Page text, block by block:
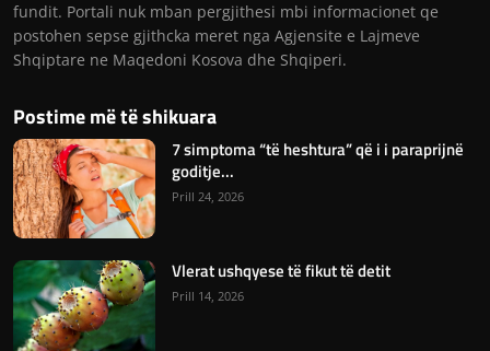
fundit. Portali nuk mban pergjithesi mbi informacionet qe
postohen sepse gjithcka meret nga Agjensite e Lajmeve
Shqiptare ne Maqedoni Kosova dhe Shqiperi.
Postime më të shikuara
7 simptoma “të heshtura” që i i paraprijnë
goditje...
Prill 24, 2026
Vlerat ushqyese të fikut të detit
Prill 14, 2026